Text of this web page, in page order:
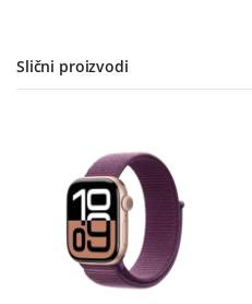
Slični proizvodi